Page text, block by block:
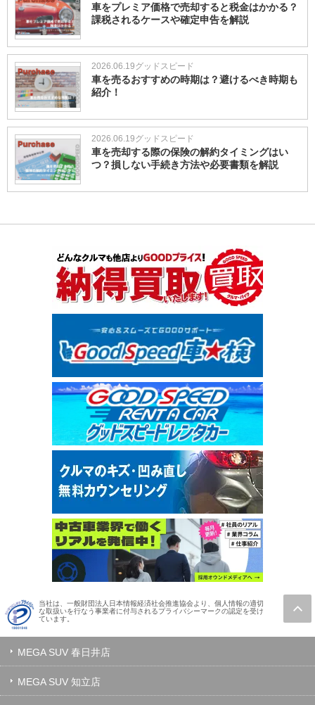
車をプレミア価格で売却すると税金はかかる？
課税されるケースや確定申告を解説
2026.06.19グッドスピード
車を売るおすすめの時期は？避けるべき時期も
紹介！
2026.06.19グッドスピード
車を売却する際の保険の解約タイミングはい
つ？損しない手続き方法や必要書類を解説
当社は、一般財団法人日本情報経済社会推進協会より、個人情報の適切
な取扱いを行なう事業者に付与されるプライバシーマークの認定を受け
ています。
MEGA SUV 春日井店
MEGA SUV 知立店